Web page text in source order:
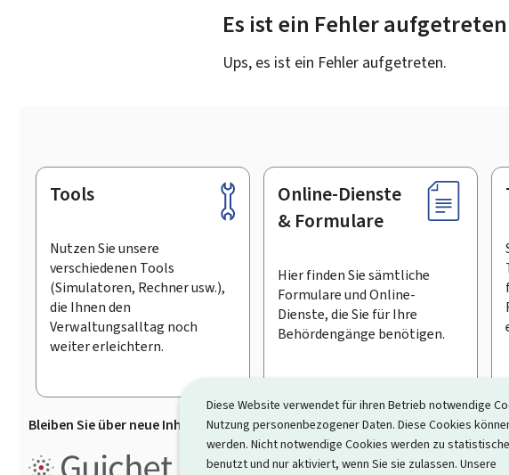
Diese Website verwendet für ihren Betrieb notwendige
Nutzung personenbezogener Daten. Diese Cookies
werden. Nicht notwendige Cookies werden zu
benutzt und nur aktiviert, wenn Sie sie zulassen. Unsere
Es ist ein Fehler aufgetreten
Ups, es ist ein Fehler aufgetreten.
Footer
Tools
Nutzen Sie unsere
verschiedenen Tools
(Simulatoren, Rechner usw.),
die Ihnen den
Verwaltungsalltag noch
weiter erleichtern.
Online-Dienste
& Formulare
Hier finden Sie sämtliche
Formulare und Online-
Dienste, die Sie für Ihre
Behördengänge benötigen.
Bleiben Sie über neue Inhalte auf Guichet.lu informiert Den Newsletter
Guichet.lu ist ein Informationsportal, das Ihre